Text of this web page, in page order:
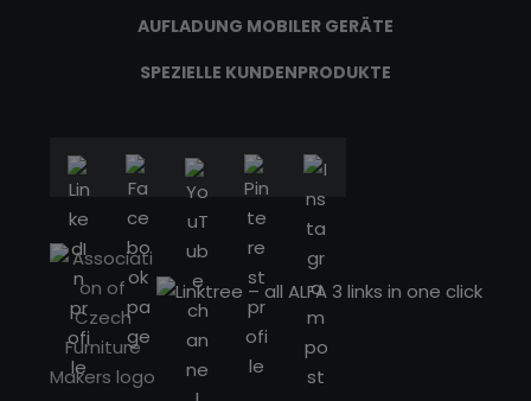
AUFLADUNG MOBILER GERÄTE
SPEZIELLE KUNDENPRODUKTE